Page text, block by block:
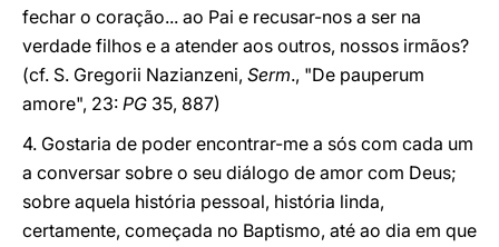
fechar o coração... ao Pai e recusar-nos a ser na
verdade filhos e a atender aos outros, nossos irmãos?
(cf. S. Gregorii Nazianzeni, Serm., "De pauperum
amore", 23: PG 35, 887)
4. Gostaria de poder encontrar-me a sós com cada um
a conversar sobre o seu diálogo de amor com Deus;
sobre aquela história pessoal, história linda,
certamente, começada no Baptismo, até ao dia em que